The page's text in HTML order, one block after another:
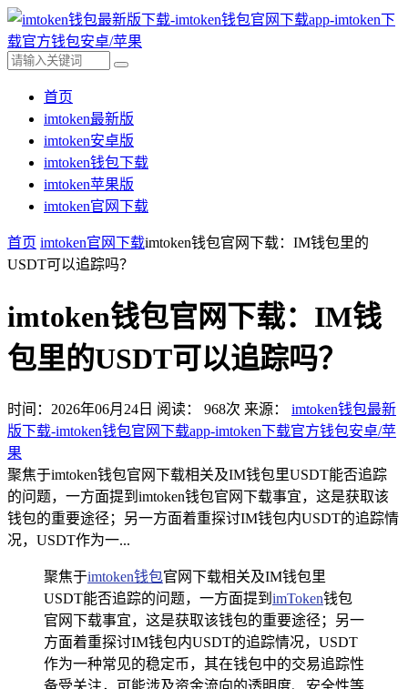
首页
imtoken最新版
imtoken安卓版
imtoken钱包下载
imtoken苹果版
imtoken官网下载
首页 imtoken官网下载imtoken钱包官网下载：IM钱包里的
USDT可以追踪吗？
imtoken钱包官网下载：IM钱
包里的USDT可以追踪吗？
时间：2026年06月24日 阅读： 968次 来源： imtoken钱包最新
版下载-imtoken钱包官网下载app-imtoken下载官方钱包安卓/苹
果
聚焦于imtoken钱包官网下载相关及IM钱包里USDT能否追踪
的问题，一方面提到imtoken钱包官网下载事宜，这是获取该
钱包的重要途径；另一方面着重探讨IM钱包内USDT的追踪情
况，USDT作为一...
聚焦于imtoken钱包官网下载相关及IM钱包里
USDT能否追踪的问题，一方面提到 imToken钱包
官网下载事宜，这是获取该钱包的重要途径；另一
方面着重探讨IM钱包内USDT的追踪情况，USDT
作为一种常见的稳定币，其在钱包中的交易追踪性
备受关注，可能涉及资金流向的透明度、安全性等